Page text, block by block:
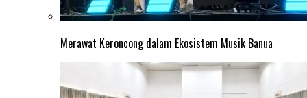
Merawat Keroncong dalam Ekosistem Musik Banua